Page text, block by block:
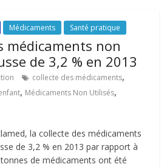
Médicaments Santé pratique
médicaments non
de 3,2 % en 2013
collecte des médicaments,
, Médicaments Non Utilisés,
la collecte des médicaments
de 3,2 % en 2013 par rapport à
de médicaments ont été